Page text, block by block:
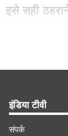
इसे सही
इंडिया टीवी
संपर्क